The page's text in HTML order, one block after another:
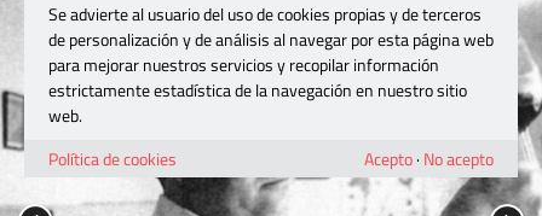
Se advierte al usuario del uso de cookies propias y de terceros
de personalización y de análisis al navegar por esta página web
para mejorar nuestros servicios y recopilar información
estrictamente estadística de la navegación en nuestro sitio
web.
Política de cookies
Acepto· No acepto